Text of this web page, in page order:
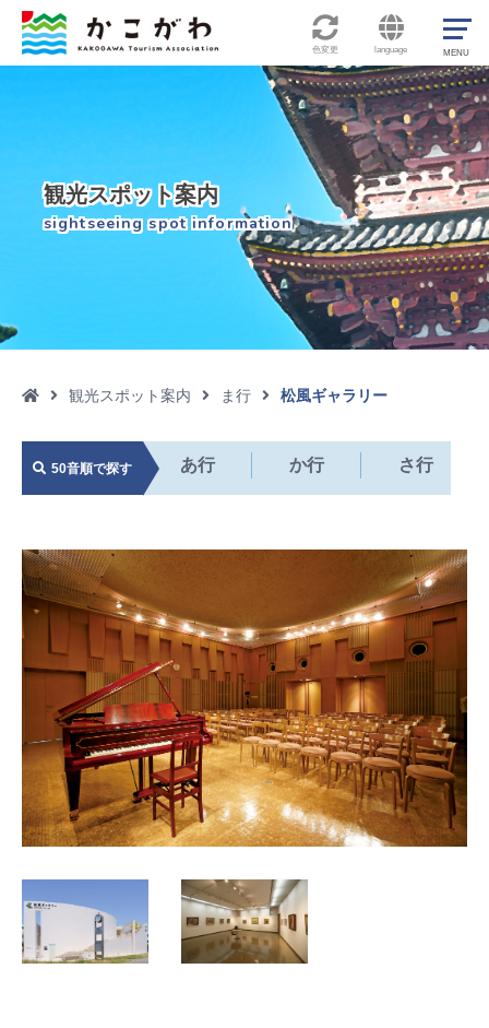
色変更 language
観光スポット案内
sightseeing spot information
 観光スポット案内 ま行 松風ギャラリー
50音順で探す あ行 か行 さ行